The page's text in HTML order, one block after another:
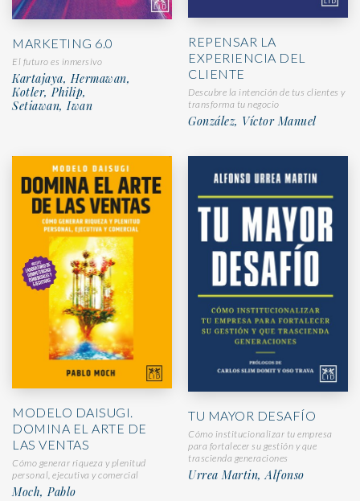
MARKETING 6.0
El futuro es inmersivo
Kartajaya, Hermawan,
Kotler, Philip,
Setiawan, Iwan
REPENSAR LA
EXPERIENCIA DEL
CLIENTE
Descubre la intención de tus clientes y
transforma tu negocio
González, Víctor Manuel
MODELO DAISUGI.
DOMINA EL ARTE DE
LAS VENTAS
Cómo generar riqueza y plenitud
personal, ejecutiva y comercial
Moch, Pablo
TU MAYOR DESAFÍO
Cómo institucionalizar tu empresa
para fortalecer su gestión y que
trascienda generaciones
Urrea Martin, Alfonso